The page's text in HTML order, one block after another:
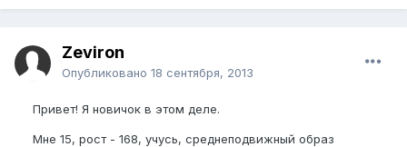
Zeviron
Опубликовано 18 сентября, 2013
Привет! Я новичок в этом деле.
Мне 15, рост - 168, учусь, среднеподвижный образ